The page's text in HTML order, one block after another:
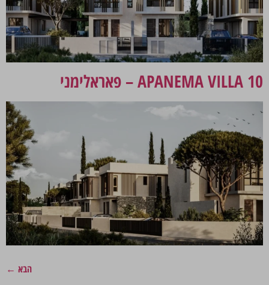
APANEMA VILLA 10 – פאראלימני
הבא ←